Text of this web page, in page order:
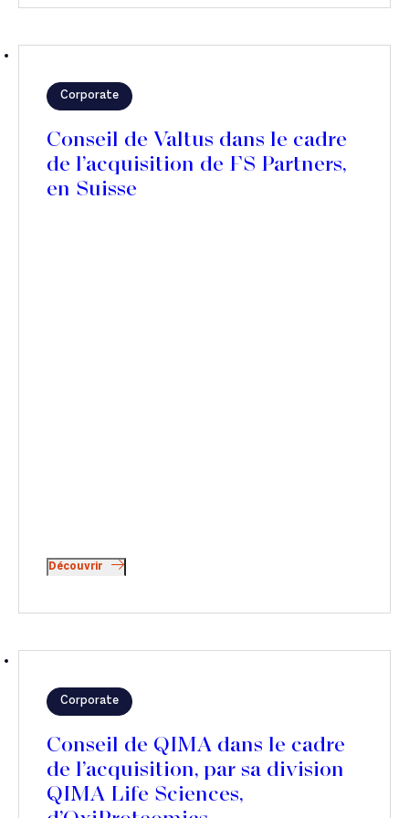
Corporate
Conseil de Valtus dans le cadre
de l’acquisition de FS Partners,
en Suisse
Découvrir
Corporate
Conseil de QIMA dans le cadre
de l’acquisition, par sa division
QIMA Life Sciences,